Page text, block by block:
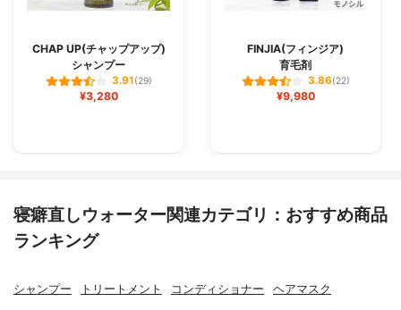
CHAP UP(チャップアップ)
シャンプー
3.91(29)
¥3,280
FINJIA(フィンジア)
育毛剤
3.86(22)
¥9,980
寝癖直しウォーター関連カテゴリ：おすすめ商品
ランキング
シャンプー トリートメント コンディショナー ヘアマスク